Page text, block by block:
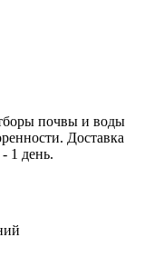
почвы и воды
Доставка
1 день.